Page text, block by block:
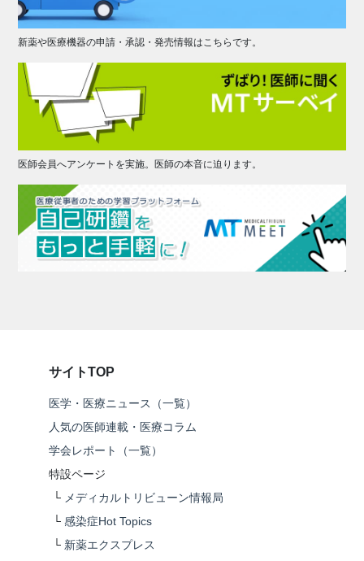
新薬や医療機器の申請・承認・発売情報はこちらです。
医師会員へアンケートを実施。医師の本音に迫ります。
サイトTOP
医学・医療ニュース（一覧）
人気の医師連載・医療コラム
学会レポート（一覧）
特設ページ
└ メディカルトリビューン情報局
└ 感染症Hot Topics
└ 新薬エクスプレス